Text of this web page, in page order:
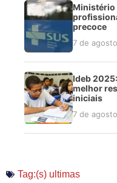
Ministério
precoce
7 de
Ideb
melhor
iniciais
7 de
Tag:(s) ultimas